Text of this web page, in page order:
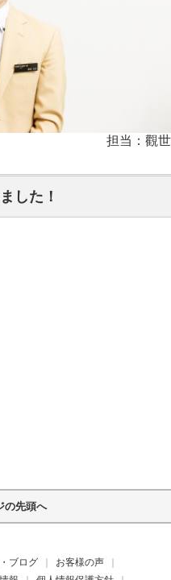
担当：觀世
した！
の先頭へ
ブログ
お客様の声